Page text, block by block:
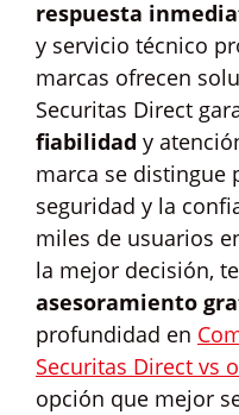
respuesta
y servicio técnico
marcas ofrecen
Securitas Direct
fiabilidad y
marca se distingue
seguridad y la
miles de usuarios
la mejor decisión,
asesoramiento
profundidad en
Securitas Direct vs
opción que mejor